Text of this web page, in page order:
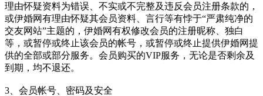
理由怀疑资料为错误、不实或不完整及违反会员注册条款的，
或伊婚网有理由怀疑其会员资料、言行等有悖于“严肃纯净的
交友网站”主题的，伊婚网有权修改会员的注册昵称、独白
等，或暂停或终止该会员的帐号，或暂停或终止提供伊婚网提
供的全部或部分服务。会员购买的VIP服务，无论是否剩余及
到期，均不退还。
3、会员帐号、密码及安全